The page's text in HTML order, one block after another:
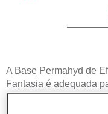
A Base Permahyd de
Fantasia é adequada
Permahyd Base